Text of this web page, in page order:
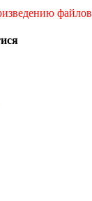
файлов